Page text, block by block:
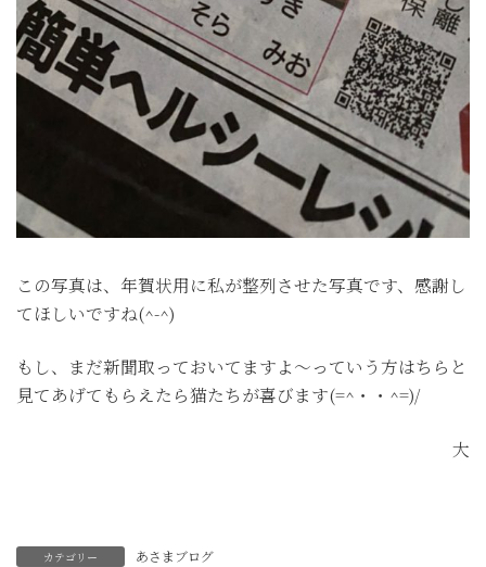
この写真は、年賀状用に私が整列させた写真です、感謝し
てほしいですね(^-^)
もし、まだ新聞取っておいてますよ～っていう方はちらと
見てあげてもらえたら猫たちが喜びます(=^・・^=)/
大
カテゴリー あさまブログ